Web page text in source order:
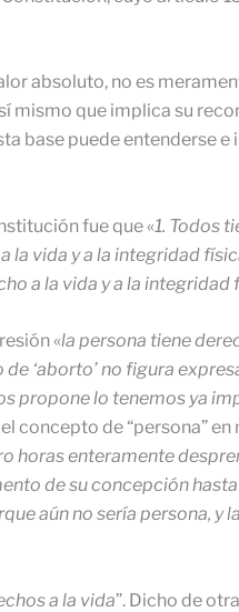
absoluto, no es
mismo que implica su
base puede entenderse
fue que «1. Todos
la vida y a la integridad
a la vida y a la integridad
«la persona tiene
de ‘aborto’ no figura
propone lo tenemos ya
el concepto de “persona”
horas enteramente
de su concepción
aún no sería persona, y
a la vida”. Dicho de